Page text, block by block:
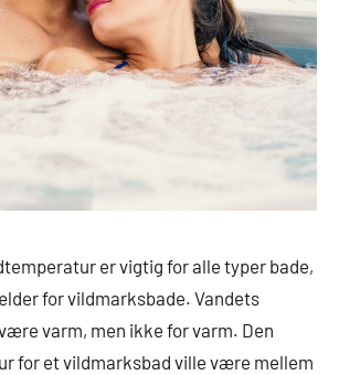
er vigtig for alle typer bade,
for vildmarksbade. Vandets
varm, men ikke for varm. Den
for et vildmarksbad ville være mellem